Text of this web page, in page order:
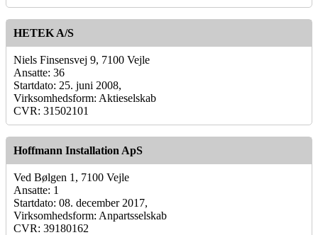
HETEK A/S
Niels Finsensvej 9, 7100 Vejle
Ansatte: 36
Startdato: 25. juni 2008,
Virksomhedsform: Aktieselskab
CVR: 31502101
Hoffmann Installation ApS
Ved Bølgen 1, 7100 Vejle
Ansatte: 1
Startdato: 08. december 2017,
Virksomhedsform: Anpartsselskab
CVR: 39180162